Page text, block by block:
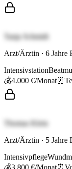
Tanja Schmidt
Arzt/Ärztin · 6 Jahre
Intensivstation
💰4.000 €/Monat⏰
Thomas Klein
Arzt/Ärztin · 5 Jahre
Intensivpflege